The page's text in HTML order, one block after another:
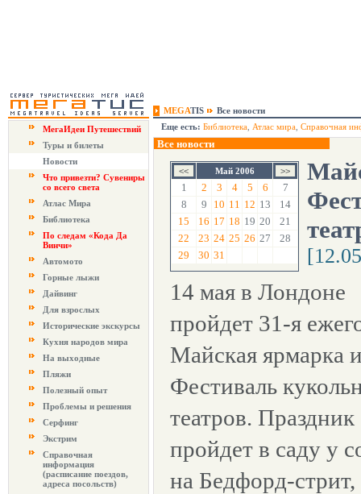
MEGATIS
Все новости
МегаИдеи Путешествий
Туры и билеты
Новости
Что привезти? Сувениры
со всего света
Атлас Мира
Библиотека
По следам «Кода Да
Винчи»
Автомото
Горные лыжи
Дайвинг
Для взрослых
Исторические экскурсы
Кухня народов мира
На выходные
Пляжи
Полезный опыт
Проблемы и решения
Серфинг
Экстрим
Справочная
информация
(расписание поездов,
адреса посольств)
Еще есть: Библиотека Атлас мира Справочная
Все новости
Май 2006
1 2 3 4 5 6
7
8
9 10 11 12 13
14
15
16 17 18 19 20
21
22
23 24 25 26 27
28
29
30 31
14 мая в Лондоне
пройдет 31-я
Майская ярмарка
Фестиваль
театров. Праздник
пройдет в саду у
на Бедфорд-стрит,